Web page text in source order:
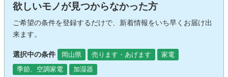
欲しいモノが見つからなかった方
ご希望の条件を登録するだけで、新着情報をいち早くお届け出
来ます。
選択中の条件 岡山県 売ります・あげます
家電
季節、空調家電
加湿器